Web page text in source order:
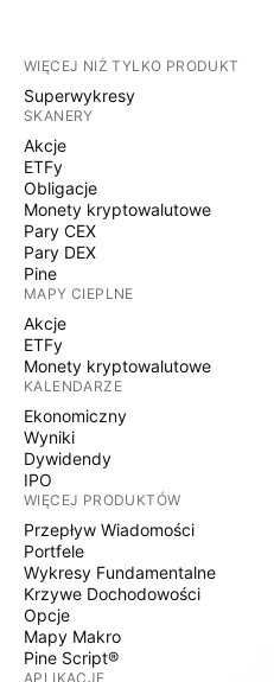
WIĘCEJ NIŻ TYLKO PRODUKT
Superwykresy
SKANERY
Akcje
ETFy
Obligacje
Monety kryptowalutowe
Pary CEX
Pary DEX
Pine
MAPY CIEPLNE
Akcje
ETFy
Monety kryptowalutowe
KALENDARZE
Ekonomiczny
Wyniki
Dywidendy
IPO
WIĘCEJ PRODUKTÓW
Przepływ Wiadomości
Portfele
Wykresy Fundamentalne
Krzywe Dochodowości
Opcje
Mapy Makro
Pine Script®
APLIKACJE